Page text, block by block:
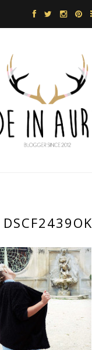
DSCF2439OK